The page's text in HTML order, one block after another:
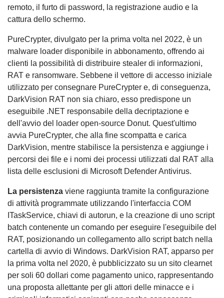
remoto, il furto di password, la registrazione audio e la
cattura dello schermo.
PureCrypter, divulgato per la prima volta nel 2022, è un
malware loader disponibile in abbonamento, offrendo ai
clienti la possibilità di distribuire stealer di informazioni,
RAT e ransomware. Sebbene il vettore di accesso iniziale
utilizzato per consegnare PureCrypter e, di conseguenza,
DarkVision RAT non sia chiaro, esso predispone un
eseguibile .NET responsabile della decriptazione e
dell'avvio del loader open-source Donut. Quest'ultimo
avvia PureCrypter, che alla fine scompatta e carica
DarkVision, mentre stabilisce la persistenza e aggiunge i
percorsi dei file e i nomi dei processi utilizzati dal RAT alla
lista delle esclusioni di Microsoft Defender Antivirus.
La persistenza viene raggiunta tramite la configurazione
di attività programmate utilizzando l'interfaccia COM
ITaskService, chiavi di autorun, e la creazione di uno script
batch contenente un comando per eseguire l'eseguibile del
RAT, posizionando un collegamento allo script batch nella
cartella di avvio di Windows. DarkVision RAT, apparso per
la prima volta nel 2020, è pubblicizzato su un sito clearnet
per soli 60 dollari come pagamento unico, rappresentando
una proposta allettante per gli attori delle minacce e i